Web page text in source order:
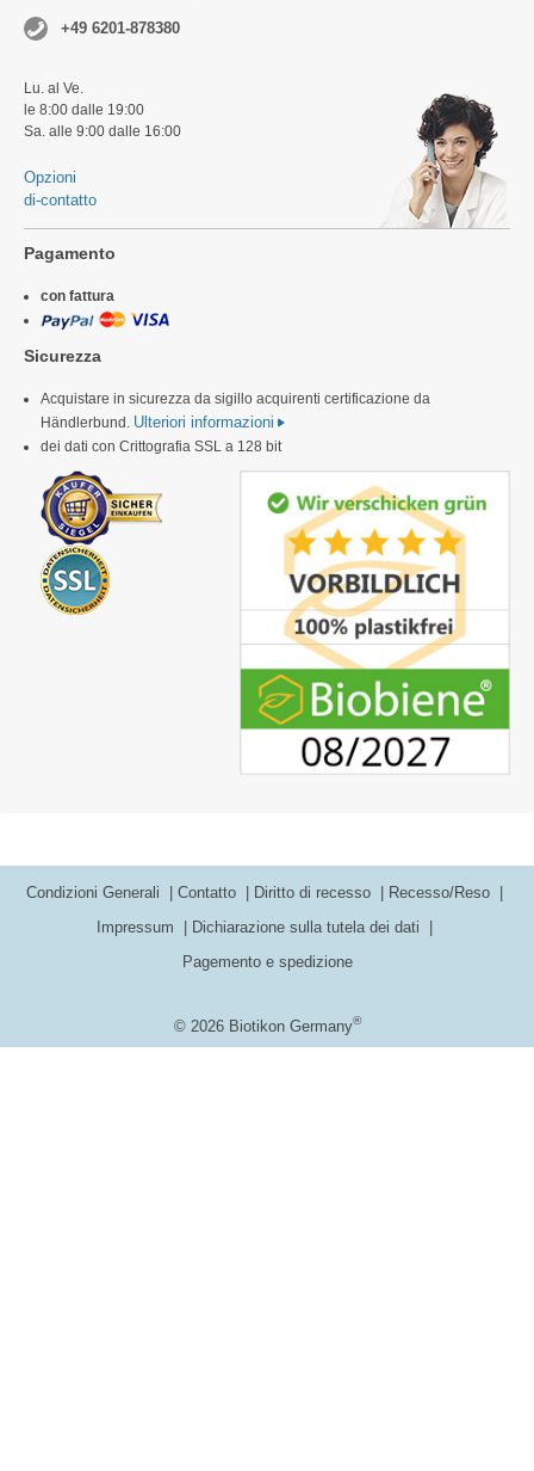
+49 6201-878380
Lu. al Ve.
le 8:00 dalle 19:00
Sa. alle 9:00 dalle 16:00
Opzioni
di-contatto
Pagamento
con fattura
Sicurezza
Acquistare in sicurezza da sigillo acquirenti certificazione da
Händlerbund. Ulteriori informazioni
dei dati con Crittografia SSL a 128 bit
© 2026 Biotikon Germany®
Condizioni Generali Contatto Diritto di recesso
Recesso/Reso
Impressum
Dichiarazione sulla tutela dei dati
Pagemento e spedizione